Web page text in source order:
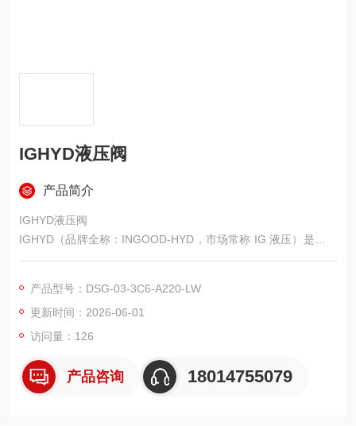
IGHYD液压阀
产品简介
IGHYD液压阀
IGHYD（品牌全称：INGOOD-HYD，市场常称 IG 液压）是国内
液压元件领域的专业制造品牌，由台州中良液压有限公司运营，
型液压元件的主流品牌之一。
产品型号：DSG-03-3C6-A220-LW
更新时间：2026-06-01
访问量：126
产品咨询 18014755079